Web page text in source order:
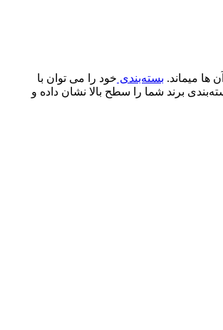
ها میماند. بسته‌بندی خود را می توان با
برند شما را سطح بالا نشان داده و